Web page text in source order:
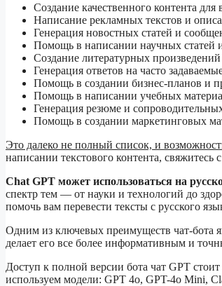
Создание качественного контента для
Написание рекламных текстов и
Генерация новостных статей и
Помощь в написании научных статей
Создание литературных
Генерация ответов на часто
Помощь в создании бизнес-планов и
Помощь в написании учебных
Генерация резюме и
Помощь в создании маркетинговых
Это далеко не полный список, и
написании текстового контента,
Chat GPT может использоваться на
спектр тем — от науки и технологий до
помочь вам перевести тексты с русского
Одним из ключевых преимуществ чат-бота
делает его все более информативным и
Доступ к полной версии бота чат GPT
используем модели: GPT 4o, GPT-4o Mini,